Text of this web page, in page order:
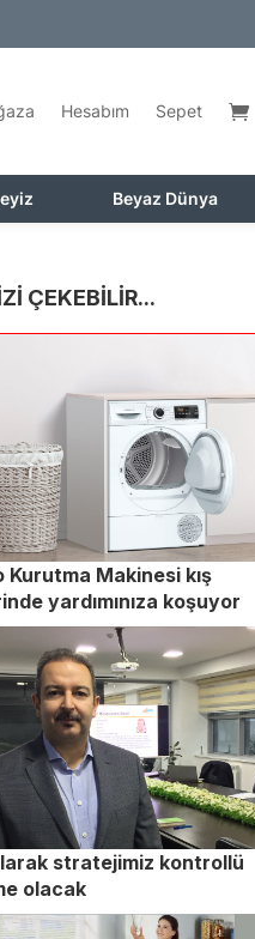
Hesabım Sepet
Beyaz Dünya
ÇEKEBİLİR...
Kurutma Makinesi kış
yardımınıza koşuyor
stratejimiz kontrollü
olacak